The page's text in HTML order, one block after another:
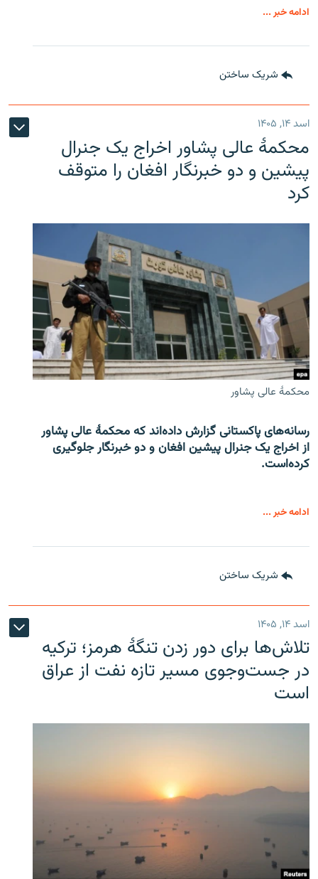
ادامه خبر ...
شریک ساختن
اسد ۱۴, ۱۴۰۵
محکمۀ عالی پشاور اخراج یک جنرال
پیشین و دو خبرنگار افغان را متوقف
کرد
محکمۀ عالی پشاور
رسانه‌های پاکستانی گزارش داده‌اند که محکمۀ عالی پشاور
از اخراج یک جنرال پیشین افغان و دو خبرنگار جلوگیری
کرده‌است.
ادامه خبر ...
شریک ساختن
اسد ۱۴, ۱۴۰۵
تلاش‌ها برای دور زدن تنگۀ هرمز؛ ترکیه
در جست‌وجوی مسیر تازه نفت از عراق
است